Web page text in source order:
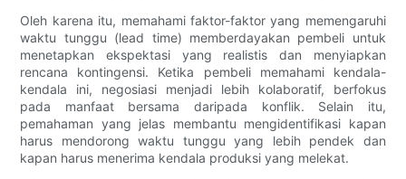
Oleh karena itu, memahami faktor-faktor yang memengaruhi
waktu tunggu (lead time) memberdayakan pembeli untuk
menetapkan ekspektasi yang realistis dan menyiapkan
rencana kontingensi. Ketika pembeli memahami kendala-
kendala ini, negosiasi menjadi lebih kolaboratif, berfokus
pada manfaat bersama daripada konflik. Selain itu,
pemahaman yang jelas membantu mengidentifikasi kapan
harus mendorong waktu tunggu yang lebih pendek dan
kapan harus menerima kendala produksi yang melekat.